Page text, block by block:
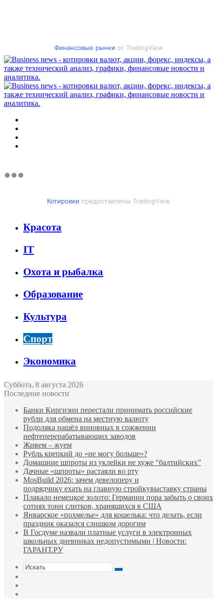
Финансовые рынки от TradingView
Котировки предоставлены TradingView
Красота
IT
Охота и рыбалка
Образование
Культура
Спорт
Экономика
Суббота, 8 августа 2026
Последние новости
Банки Киргизии перестали принимать российские
рубли для обмена на местную валюту
Подоляка нашёл виновных в сожжении
нефтеперерабатывающих заводов
Живем – жуем
Рубль крепкий до «не могу больше»?
Домашние шпроты из уклейки не хуже “балтийских”
Дачные «шпроты» растаяли во рту
MosBuild 2026: зачем девелоперу и
подрядчиĸу ехать на главную стройĸувыставĸу страны
Плакало немецкое золото: Германии пора забыть о своих
сотнях тонн слитков, хранящихся в США
Январское «похмелье» для кошелька: что делать, если
праздник оказался слишком дорогим
В Госдуме назвали платные услуги в электронных
школьных дневниках недопустимыми | Новости:
ГАРАНТ.РУ
Искать